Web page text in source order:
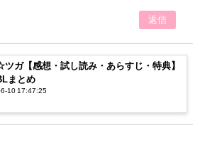
返信
ガ【感想・試し読み・あらすじ・特典】
まとめ
10 17:47:25